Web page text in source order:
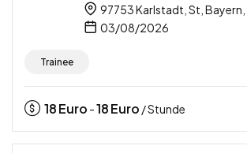
97753 Karlstadt, St,
03/08/2026
Trainee
18Euro -18Euro / Stunde